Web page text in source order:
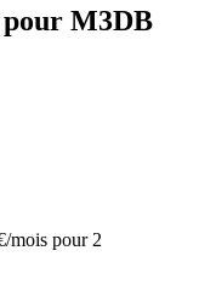
pour M3DB
mois pour 2